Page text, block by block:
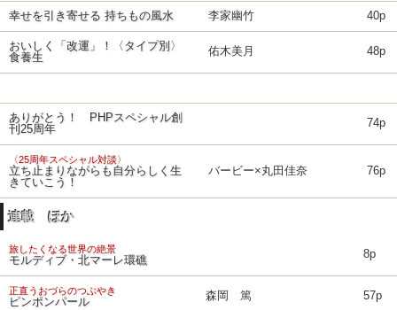
幸せを引き寄せる 持ちもの風水 李家幽竹 40p
おいしく「改運」！〈タイプ別〉
食養生
佑木美月 48p
ありがとう！ PHPスペシャル創
刊25周年
74p
〈25周年スペシャル対談〉
立ち止まりながらも自分らしく生
きていこう！
バービー×丸田佳奈 76p
連載 ほか
旅したくなる世界の絶景
モルディブ・北マーレ環礁 8p
正直うおづらのつぶやき
ピンポンパール 森岡 篤 57p